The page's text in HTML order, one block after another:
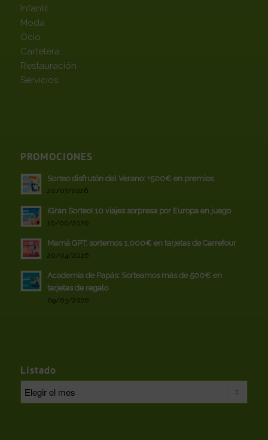
Infantil
Moda
Ocio
Cartelera
Restauración
Servicios
PROMOCIONES
Sorteo disfrutón del Verano: +500€ en premios
20/07/2026
¡Gran Sorteo! 10 viajes sorpresa por Europa en juego
10/06/2026
Mamá GPT: sortemos 1.000€ en tarjetas de Carrefour
20/04/2026
Academia de Papás: Sorteamos más de 500€ en
tarjetas de regalo
09/03/2026
Listado